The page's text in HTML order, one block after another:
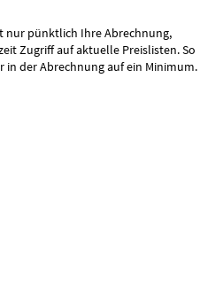
nur pünktlich Ihre Abrechnung,
Zugriff auf aktuelle Preislisten. So
in der Abrechnung auf ein Minimum.